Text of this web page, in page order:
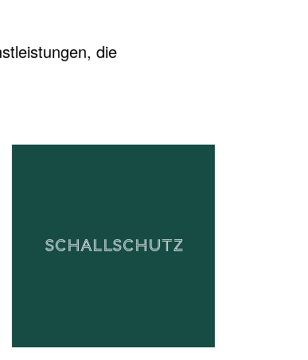
die
SCHALLSCHUTZ